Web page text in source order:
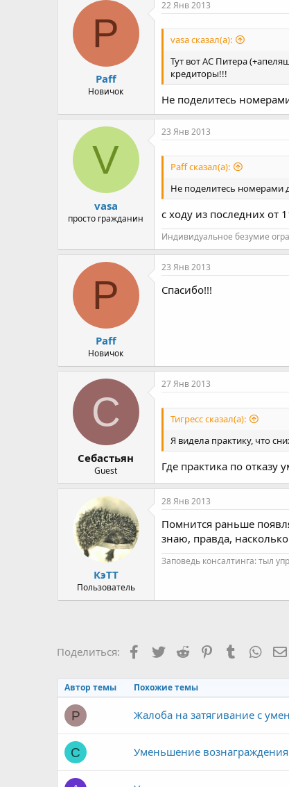
:
P
Paff
Новичок
22 Янв 2013
vasa сказал(а):
Тут вот АС Питера
кредиторы!!!
Не поделитесь
V
vasa
просто гражданин
23 Янв 2013
Paff сказал(а):
Не поделитесь номерами
с ходу из последних от
Индивидуальное безумие
P
Paff
Новичок
23 Янв 2013
Спасибо!!!
С
Себастьян
Guest
27 Янв 2013
Тигресс сказал(а):
Я видела практику, что
Где практика по
КэТТ
Пользователь
28 Янв 2013
Помнится раньше
знаю, правда,
Заповедь консалтинга: тыл
Поделиться: Facebook
TwitterReddit PinterestTumblr
Автор темы Похожие темы
P Жалоба на затягивание с
C Уменьшение